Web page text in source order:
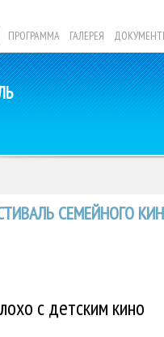
ПРОГРАММА ГАЛЕРЕЯ
СЕМЕЙНОГО
с детским кино